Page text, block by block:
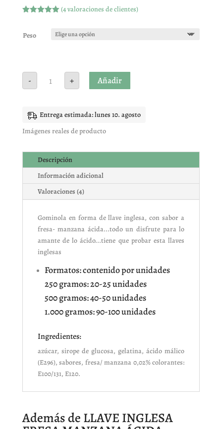
5 en base
a
(4valoraciones de clientes)
Peso
- INGLESA + Añadir
Entrega estimada: lunes 10. agosto
Imágenes reales de producto
Descripción
Información adicional
Valoraciones (4)
Gominola en forma de llave inglesa, con sabor a
fresa- manzana ácida...todo un disfrute para lo
amante de lo ácido...tiene que probar esta llaves
inglesas
Formatos: contenido por unidades
250 gramos: 20-25 unidades
500 gramos: 40-50 unidades
1.000 gramos: 90-100 unidades
Ingredientes:
azúcar, sirope de glucosa, gelatina, ácido málico
(E296), sabores, fresa/ manzana 0,02% colorantes:
E100/131, E120.
Además de LLAVE INGLESA